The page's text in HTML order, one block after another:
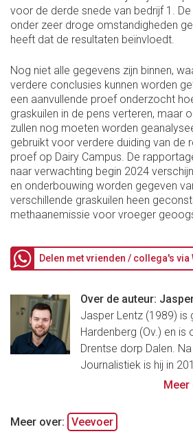
voor de derde snede van bedrijf 1.
onder zeer droge omstandigheden
heeft dat de resultaten beïnvloedt.
Nog niet alle gegevens zijn binnen,
verdere conclusies kunnen worden
een aanvullende proef onderzocht
graskuilen in de pens verteren, maar
zullen nog moeten worden
gebruikt voor verdere duiding van de
proef op Dairy Campus. De
naar verwachting begin 2024
en onderbouwing worden gegeven
verschillende graskuilen heen
methaanemissie voor vroeger
Delen met vrienden / collega's via
Over de auteur:
Jasper Lentz (1989) is
Hardenberg (Ov.) en is
Drentse dorp Dalen.
Journalistiek is hij in
Meer
Meer over: Veevoer